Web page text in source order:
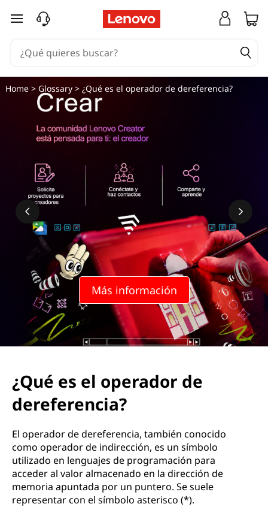
Ir al contenido principal
Más información
Home> Glossary> ¿Qué es el operador de dereferencia?
¿Qué es el operador de
dereferencia?
El operador de dereferencia, también conocido
como operador de indirección, es un símbolo
utilizado en lenguajes de programación para
acceder al valor almacenado en la dirección de
memoria apuntada por un puntero. Se suele
representar con el símbolo asterisco (*).